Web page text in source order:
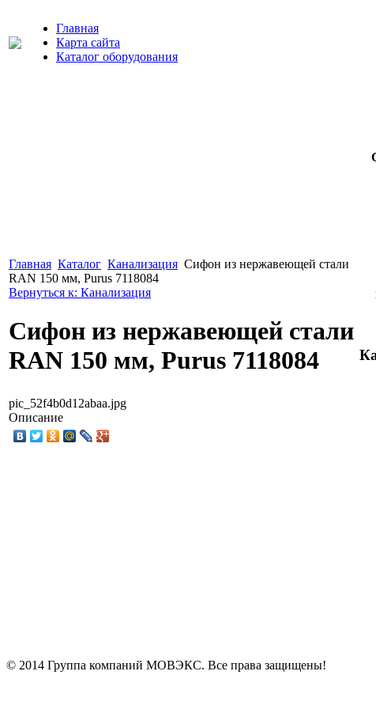
Главная
Карта сайта
Каталог оборудования
Главная Каталог Канализация Сифон из нержавеющей стали
RAN 150 мм, Purus 7118084
Вернуться к: Канализация
Сифон из нержавеющей стали
RAN 150 мм, Purus 7118084
pic_52f4b0d12abaa.jpg
Описание
© 2014 Группа компаний МОВЭКС. Все права защищены!